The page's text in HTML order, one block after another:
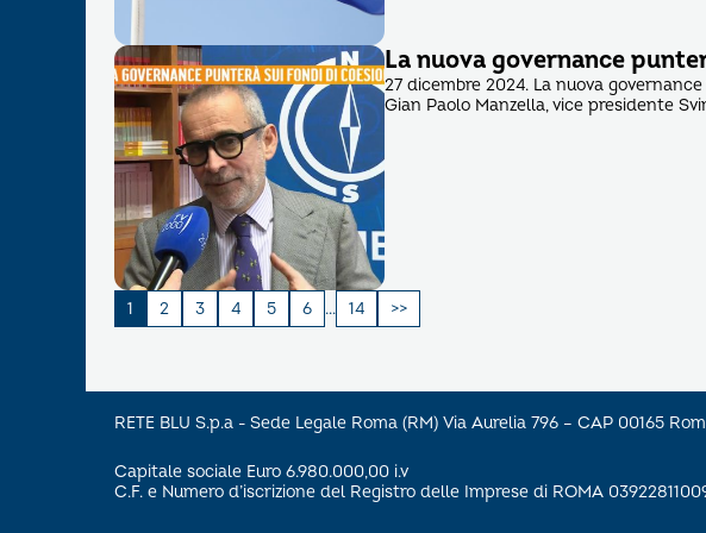
La nuova governance
27 dicembre 2024. La nuova
Gian Paolo Manzella, vice presidente
Paginazione
articoli
1 2 3 4 5 6 … 14
RETE BLU S.p.a - Sede Legale Roma (RM) Via Aurelia 796 – CAP 00165
Capitale sociale Euro 6.980.000,00 i.v
C.F. e Numero d’iscrizione del Registro delle Imprese di ROMA